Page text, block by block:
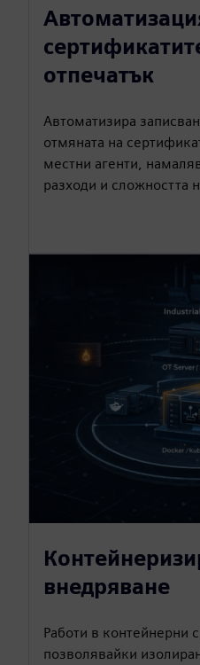
отпечатък
Автоматизира
отмяната на
местни агенти,
разходи и сложността
внедряване
Работи в контейнерни
позволявайки